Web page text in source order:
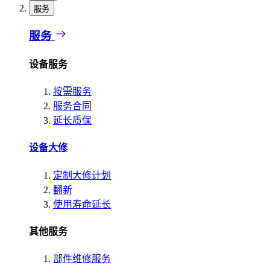
服务
服务
设备服务
按需服务
服务合同
延长质保
设备大修
定制大修计划
翻新
使用寿命延长
其他服务
部件维修服务